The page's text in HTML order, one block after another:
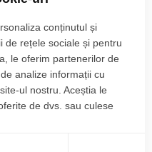
conținutul și
de rețele sociale și pentru
le oferim partenerilor de
analize informații cu
ul nostru. Aceștia le
de dvs. sau culese